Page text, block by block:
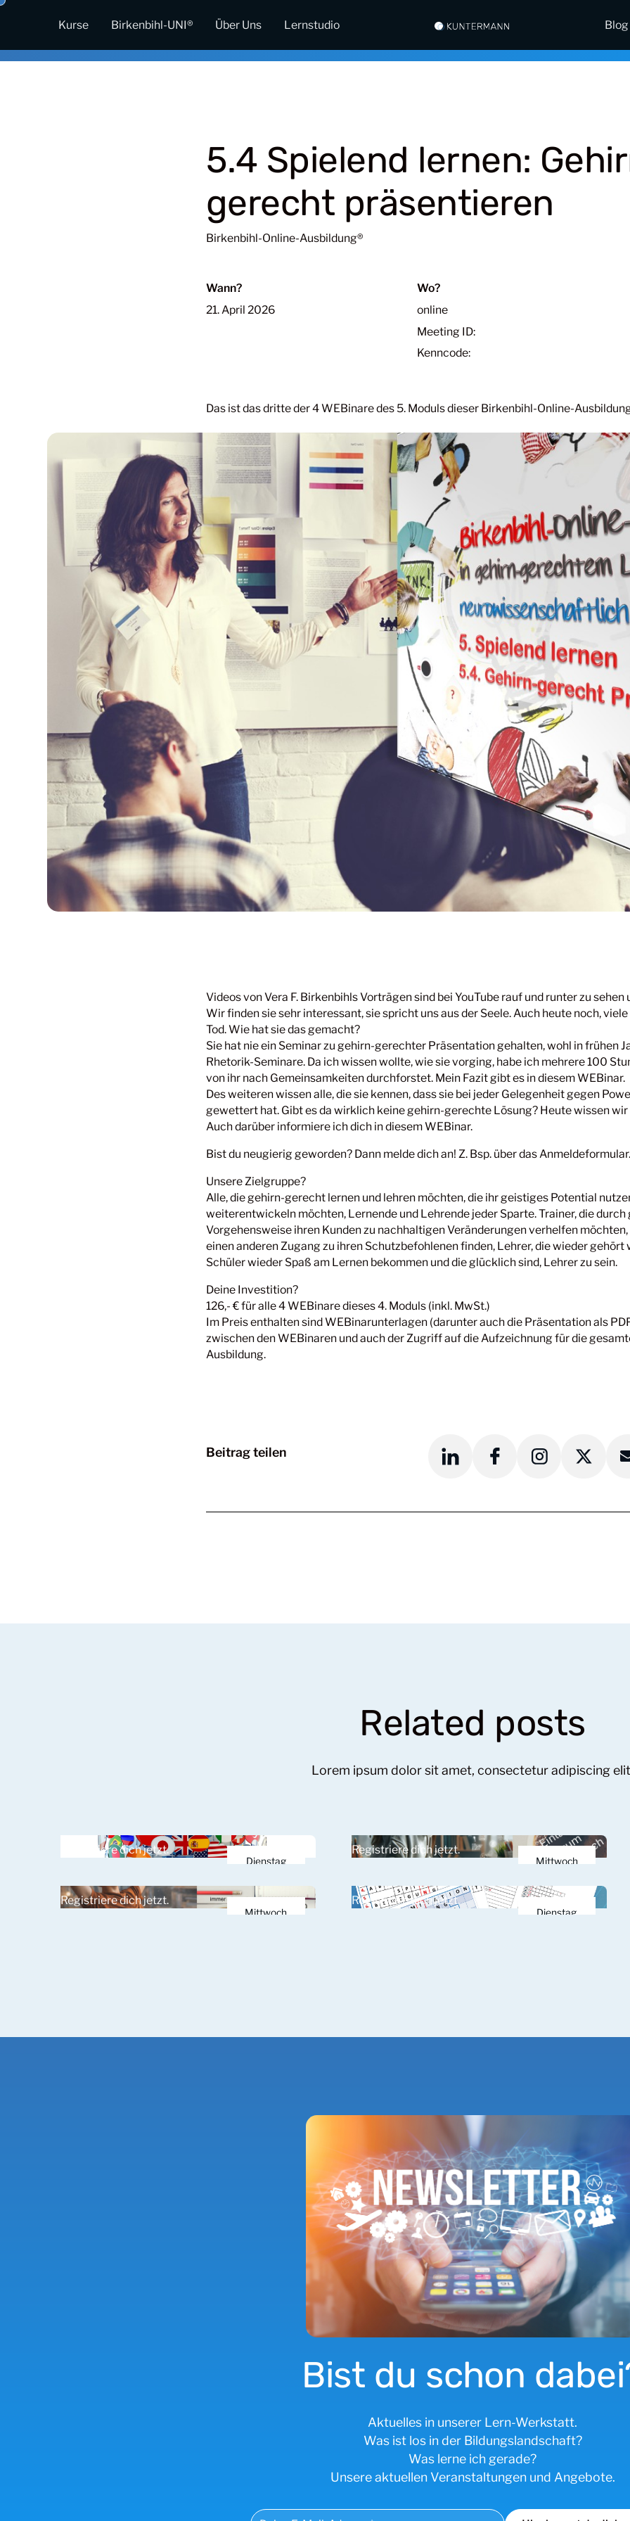
Kurse Birkenbihl-UNI® Über Uns Lernstudio Blog
5.4 Spielend lernen:
gerecht präsentieren
Birkenbihl-Online-Ausbildung®
Wann?
21. April 2026
Wo?
online
Meeting ID:
Kenncode:
Das ist das dritte der 4 WEBinare des 5. Moduls dieser Birkenbihl-Online-
Videos von Vera F. Birkenbihls Vorträgen sind bei YouTube rauf und runter zu sehen
Wir finden sie sehr interessant, sie spricht uns aus der Seele. Auch heute noch,
Tod. Wie hat sie das gemacht?
Sie hat nie ein Seminar zu gehirn-gerechter Präsentation gehalten, wohl in frühen
Rhetorik-Seminare. Da ich wissen wollte, wie sie vorging, habe ich mehrere 100
von ihr nach Gemeinsamkeiten durchforstet. Mein Fazit gibt es in diesem WEBinar.
Des weiteren wissen alle, die sie kennen, dass sie bei jeder Gelegenheit gegen
gewettert hat. Gibt es da wirklich keine gehirn-gerechte Lösung? Heute wissen wir
Auch darüber informiere ich dich in diesem WEBinar.
Bist du neugierig geworden? Dann melde dich an! Z. Bsp. über das Anmeldeformular.
Unsere Zielgruppe?
Alle, die gehirn-gerecht lernen und lehren möchten, die ihr geistiges Potential
weiterentwickeln möchten, Lernende und Lehrende jeder Sparte. Trainer, die
Vorgehensweise ihren Kunden zu nachhaltigen Veränderungen verhelfen
einen anderen Zugang zu ihren Schutzbefohlenen finden, Lehrer, die wieder gehört
Schüler wieder Spaß am Lernen bekommen und die glücklich sind, Lehrer zu sein.
Deine Investition?
126,- € für alle 4 WEBinare dieses 4. Moduls (inkl. MwSt.)
Im Preis enthalten sind WEBinarunterlagen (darunter auch die Präsentation als
zwischen den WEBinaren und auch der Zugriff auf die Aufzeichnung für die
Ausbildung.
Beitrag teilen
Related posts
Lorem ipsum dolor sit amet, consectetur adipiscing
Dienstag
10.
März 2026
Registriere dich jetzt.
Mittwoch
11.
März 2026
Registriere dich jetzt.
Mittwoch
Registriere dich jetzt.
Dienstag
Registriere dich jetzt.
Bist du schon
Aktuelles in unserer Lern-Werkstatt.
Was ist los in der Bildungslandschaft?
Was lerne ich gerade?
Unsere aktuellen Veranstaltungen und Angebote.